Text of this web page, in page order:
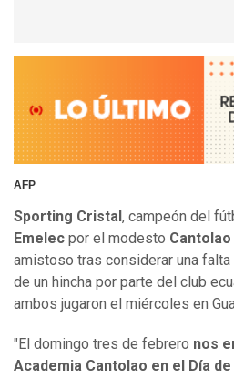
AFP
Sporting Cristal , campeón del
Emelec por el modesto Cantolao
amistoso tras considerar una
de un hincha por parte del club
ambos jugaron el miércoles en
"El domingo tres de febrero nos
Academia Cantolao en el Día